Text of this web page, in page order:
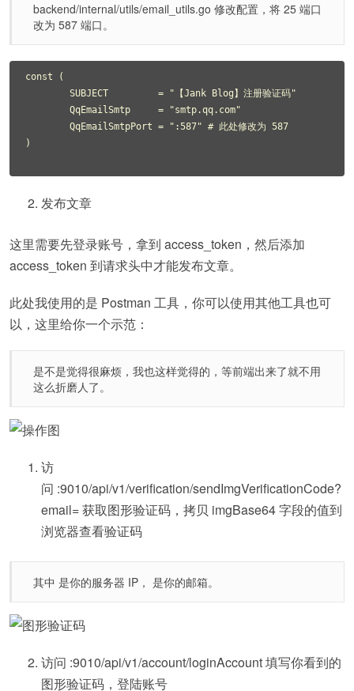
backend/internal/utils/email_utils.go 修改配置，将 25 端口
改为 587 端口。
const (
)
发布文章
这里需要先登录账号，拿到 access_token，然后添加
access_token 到请求头中才能发布文章。
此处我使用的是 Postman 工具，你可以使用其他工具也可
以，这里给你一个示范：
是不是觉得很麻烦，我也这样觉得的，等前端出来了就不用
这么折磨人了。
访
问 :9010/api/v1/verification/sendImgVerificationCode?
email= 获取图形验证码，拷贝 imgBase64 字段的值到
浏览器查看验证码
其中 是你的服务器 IP， 是你的邮箱。
访问 :9010/api/v1/account/loginAccount 填写你看到的
图形验证码，登陆账号